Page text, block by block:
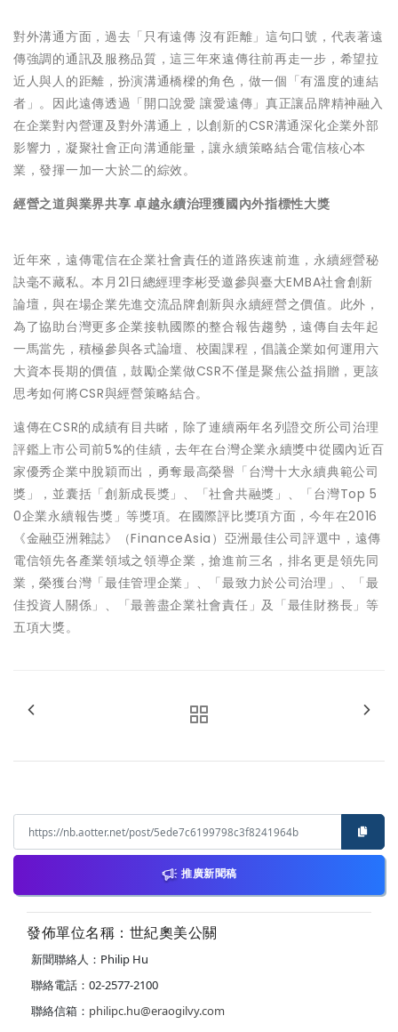
對外溝通方面，過去「只有遠傳 沒有距離」這句口號，代表著遠
傳強調的通訊及服務品質，這三年來遠傳往前再走一步，希望拉
近人與人的距離，扮演溝通橋樑的角色，做一個「有溫度的連結
者」。因此遠傳透過「開口說愛 讓愛遠傳」真正讓品牌精神融入
在企業對內營運及對外溝通上，以創新的CSR溝通深化企業外部
影響力，凝聚社會正向溝通能量，讓永續策略結合電信核心本
業，發揮一加一大於二的綜效。
經營之道與業界共享 卓越永續治理獲國內外指標性大獎
近年來，遠傳電信在企業社會責任的道路疾速前進，永續經營秘
訣毫不藏私。本月21日總經理李彬受邀參與臺大EMBA社會創新
論壇，與在場企業先進交流品牌創新與永續經營之價值。此外，
為了協助台灣更多企業接軌國際的整合報告趨勢，遠傳自去年起
一馬當先，積極參與各式論壇、校園課程，倡議企業如何運用六
大資本長期的價值，鼓勵企業做CSR不僅是聚焦公益捐贈，更該
思考如何將CSR與經營策略結合。
遠傳在CSR的成績有目共睹，除了連續兩年名列證交所公司治理
評鑑上市公司前5%的佳績，去年在台灣企業永續獎中從國內近百
家優秀企業中脫穎而出，勇奪最高榮譽「台灣十大永續典範公司
獎」，並囊括「創新成長獎」、「社會共融獎」、「台灣Top 5
0企業永續報告獎」等獎項。在國際評比獎項方面，今年在2016
《金融亞洲雜誌》（FinanceAsia）亞洲最佳公司評選中，遠傳
電信領先各產業領域之領導企業，搶進前三名，排名更是領先同
業，榮獲台灣「最佳管理企業」、「最致力於公司治理」、「最
佳投資人關係」、「最善盡企業社會責任」及「最佳財務長」等
五項大獎。
推廣新聞稿
發佈單位名稱：世紀奧美公關
新聞聯絡人：Philip Hu
聯絡電話：02-2577-2100
聯絡信箱： philipc.hu@eraogilvy.com